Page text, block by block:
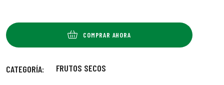
COMPRAR AHORA
CATEGORÍA: FRUTOS SECOS